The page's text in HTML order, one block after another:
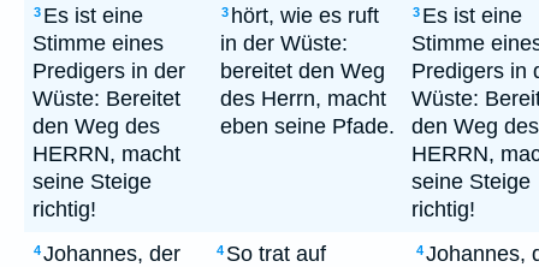
3 Es ist eine
Stimme eines
Predigers in der
Wüste: Bereitet
den Weg des
HERRN, macht
seine Steige
richtig!
3 hört, wie es ruft
in der Wüste:
bereitet den Weg
des Herrn, macht
eben seine Pfade.
3 Es ist eine
Stimme
Predigers in
Wüste:
den Weg des
HERRN,
seine Steige
richtig!
4Johannes, der
4 So trat auf
4Johannes,